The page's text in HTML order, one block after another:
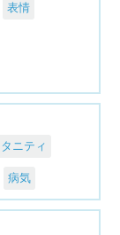
表情
ニティ
病気